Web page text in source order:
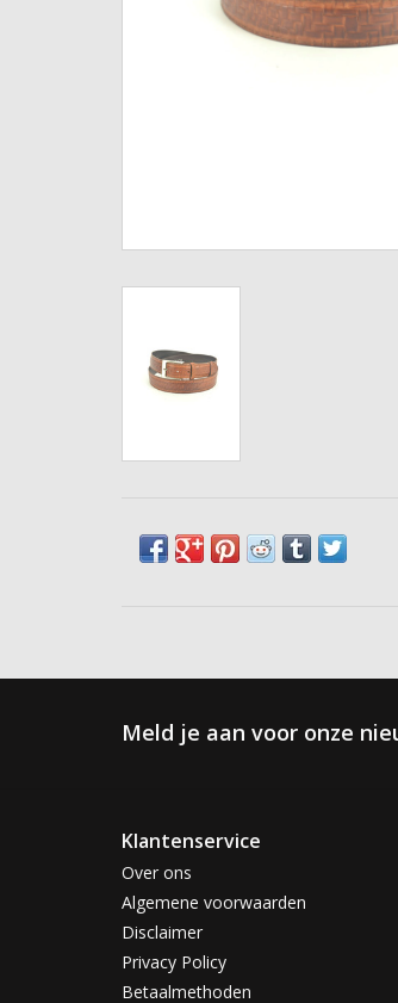
Meld je aan voor onze
Klantenservice
Over ons
Algemene voorwaarden
Disclaimer
Privacy Policy
Betaalmethoden